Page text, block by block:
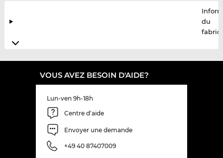
du
VOUS AVEZ BESOIN D'AIDE?
Lun-ven 9h-18h
Centre d'aide
Envoyer une demande
+49 40 87407009